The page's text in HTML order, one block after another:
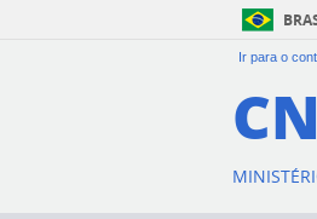
Ir para o